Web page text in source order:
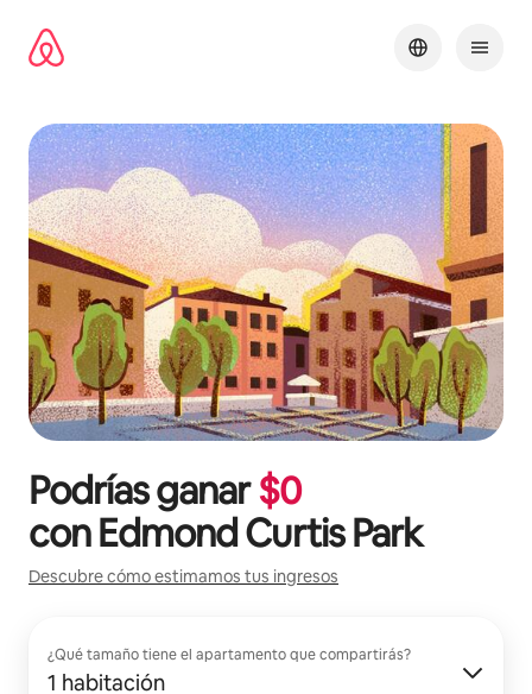
contenido
Podrías ganar$0
conEdmond Curtis Park
Descubre cómo estimamos tus ingresos
¿Qué tamaño tiene el apartamento que compartirás?
1 habitación